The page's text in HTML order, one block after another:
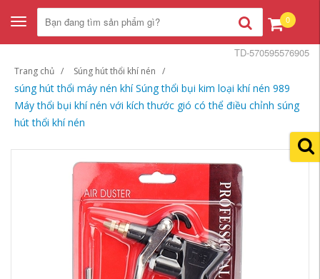
Toggle
navigation
0
Trang chủ Súng hút thổi khí nén
súng hút thổi máy nén khí Súng thổi bụi kim loại khí nén 989
Máy thổi bụi khí nén với kích thước gió có thể điều chỉnh súng
hút thổi khí nén
TD-570595576905